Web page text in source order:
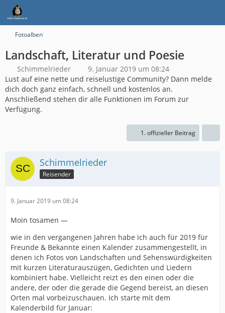
Fotoalben
Landschaft, Literatur und Poesie
Schimmelrieder
9. Januar 2019 um 08:24
Lust auf eine nette und reiselustige Community? Dann melde
dich doch ganz einfach, schnell und kostenlos an.
Anschließend stehen dir alle Funktionen im Forum zur
Verfügung.
1. offizieller Beitrag
Schimmelrieder
Reisender
9. Januar 2019 um 08:24
Moin tosamen —
wie in den vergangenen Jahren habe ich auch für 2019 für
Freunde & Bekannte einen Kalender zusammengestellt, in
denen ich Fotos von Landschaften und Sehenswürdigkeiten
mit kurzen Literaturauszügen, Gedichten und Liedern
kombiniert habe. Vielleicht reizt es den einen oder die
andere, der oder die gerade die Gegend bereist, an diesen
Orten mal vorbeizuschauen. Ich starte mit dem
Kalenderbild für Januar: